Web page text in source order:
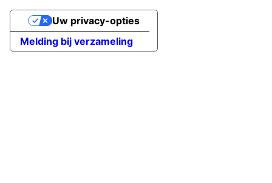
Melding bij verzameling
Uw privacy-opties